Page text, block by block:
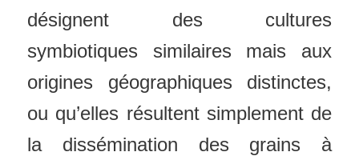
désignent des cultures
symbiotiques similaires mais aux
origines géographiques distinctes,
ou qu’elles résultent simplement de
la dissémination des grains à